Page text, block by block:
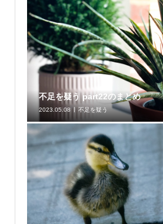
不足を疑う part22のまとめ
2023.05.08 不足を疑う